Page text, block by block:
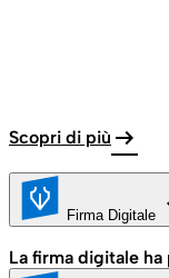
Scopri di più arrow_right_alt
Firma Digitale
La firma digitale